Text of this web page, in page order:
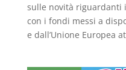
sulle novità riguardanti
con i fondi messi a
e dall’Unione Europea